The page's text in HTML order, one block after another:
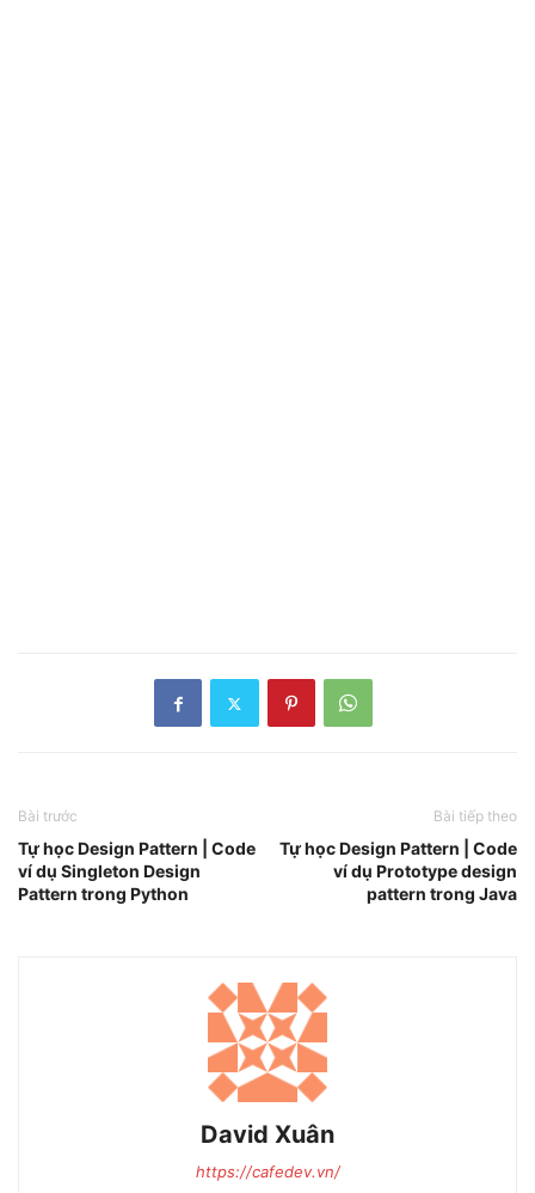
Bài trước
Tự học Design Pattern | Code
ví dụ Singleton Design
Pattern trong Python
Bài tiếp theo
Tự học Design Pattern | Code
ví dụ Prototype design
pattern trong Java
David Xuân
https://cafedev.vn/